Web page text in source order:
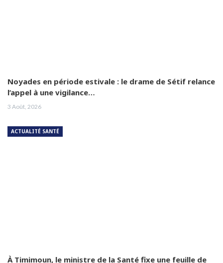
Noyades en période estivale : le drame de Sétif relance
l’appel à une vigilance…
3 Août, 2026
ACTUALITÉ SANTÉ
À Timimoun, le ministre de la Santé fixe une feuille de